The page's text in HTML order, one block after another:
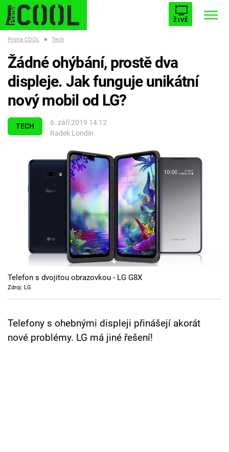
ŽIVĚ
ESCAPE PLNEJ KOTEL AVENGERS 5
Témata
Filmy
Seriály
Cool Esport
Pořady
TV Program
Přihlášení
Prima COOL ■ Tech
TECH
6. září 2019 14:12
Radek Londin
Žádné ohýbání, prostě dva
displeje. Jak funguje unikátní
nový mobil od LG?
Telefon s dvojitou obrazovkou - LG G8X
Zdroj: LG
Telefony s ohebnými displeji přinášejí akorát
nové problémy. LG má jiné řešení!